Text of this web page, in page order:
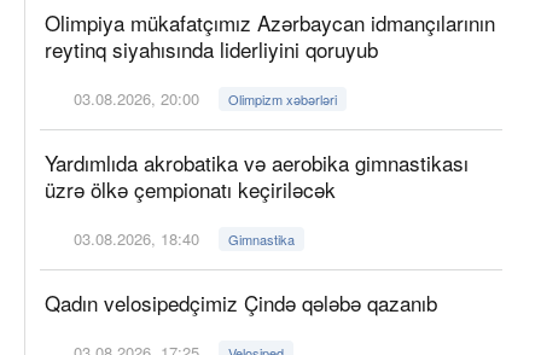
Olimpiya mükafatçımız Azərbaycan idmançılarının
reytinq siyahısında liderliyini qoruyub
03.08.2026, 20:00 Olimpizm xəbərləri
Yardımlıda akrobatika və aerobika gimnastikası
üzrə ölkə çempionatı keçiriləcək
03.08.2026, 18:40 Gimnastika
Qadın velosipedçimiz Çində qələbə qazanıb